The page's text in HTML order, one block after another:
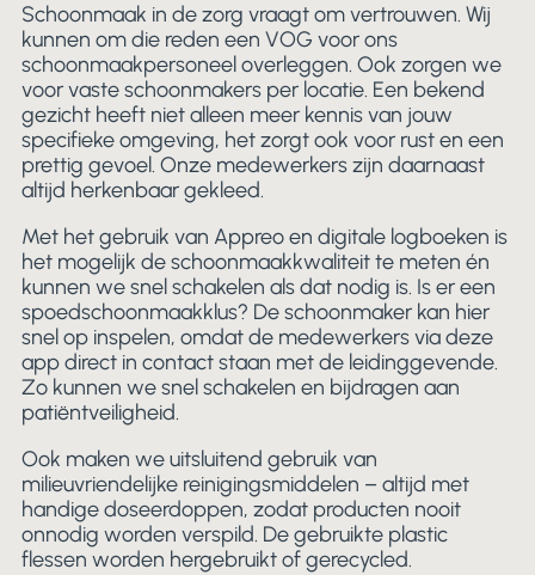
Schoonmaak in de zorg vraagt om vertrouwen. Wij
kunnen om die reden een VOG voor ons
schoonmaakpersoneel overleggen. Ook zorgen we
voor vaste schoonmakers per locatie. Een bekend
gezicht heeft niet alleen meer kennis van jouw
specifieke omgeving, het zorgt ook voor rust en een
prettig gevoel. Onze medewerkers zijn daarnaast
altijd herkenbaar gekleed.
Met het gebruik van Appreo en digitale logboeken is
het mogelijk de schoonmaakkwaliteit te meten én
kunnen we snel schakelen als dat nodig is. Is er een
spoedschoonmaakklus? De schoonmaker kan hier
snel op inspelen, omdat de medewerkers via deze
app direct in contact staan met de leidinggevende.
Zo kunnen we snel schakelen en bijdragen aan
patiëntveiligheid.
Ook maken we uitsluitend gebruik van
milieuvriendelijke reinigingsmiddelen – altijd met
handige doseerdoppen, zodat producten nooit
onnodig worden verspild. De gebruikte plastic
flessen worden hergebruikt of gerecycled.